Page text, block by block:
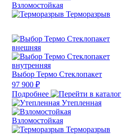
Взломостойкая
Терморазрыв
Выбор Термо Стеклопакет
97 900 ₽
Подробнее
Утепленная
Взломостойкая
Терморазрыв